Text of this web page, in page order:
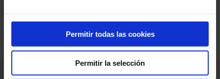
Permitir todas las cookies
Permitir la selección